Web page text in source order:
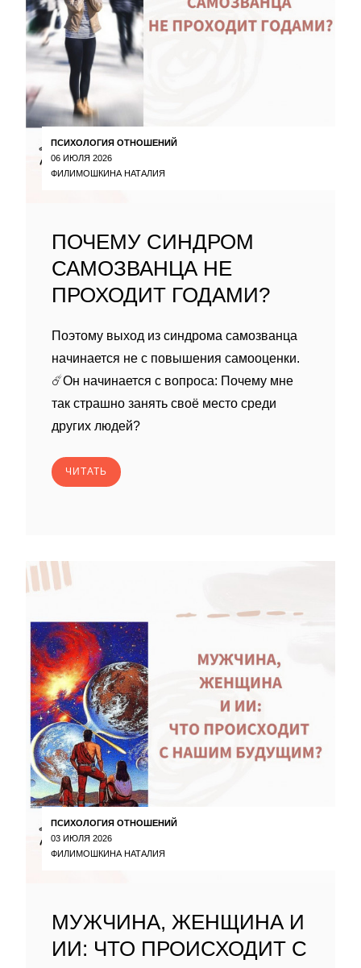
ПСИХОЛОГИЯ ОТНОШЕНИЙ
06 ИЮЛЯ 2026
ФИЛИМОШКИНА НАТАЛИЯ
ПОЧЕМУ СИНДРОМ
САМОЗВАНЦА НЕ
ПРОХОДИТ ГОДАМИ?
Поэтому выход из синдрома самозванца
начинается не с повышения самооценки.
☄️Он начинается с вопроса: Почему мне
так страшно занять своё место среди
других людей?
ЧИТАТЬ
ПСИХОЛОГИЯ ОТНОШЕНИЙ
03 ИЮЛЯ 2026
ФИЛИМОШКИНА НАТАЛИЯ
МУЖЧИНА, ЖЕНЩИНА И
ИИ: ЧТО ПРОИСХОДИТ С